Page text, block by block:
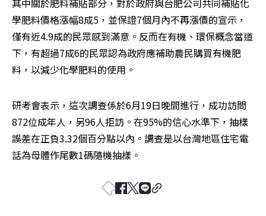
其中關於肥料補貼部分，對於政府與台肥公司共同補貼化
學肥料價格漲幅8成5，並保證7個月內不再漲價的宣示，
僅有近4.9成的民眾感到滿意。反而在有機、環保概念當道
下，有超過7成6的民眾認為政府應補助農民購買有機肥
料，以減少化學肥料的使用。
研考會表示，這次調查係於6月19日晚間進行，成功訪問
872位成年人，另96人拒訪。在95%的信心水準下，抽樣
誤差在正負3.32個百分點以內。調查是以台灣地區住宅電
話為母體作尾數1碼隨機抽樣。